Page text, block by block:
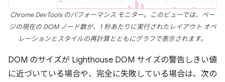
Chrome DevTools のパフォーマンス モニター。このビューでは、ペー
ジの現在の DOM ノード数が、1 秒あたりに実行されたレイアウト オペ
レーションとスタイルの再計算とともにグラフで表示されます。
DOM のサイズが Lighthouse DOM サイズの警告しきい値
に近づいている場合や、完全に失敗している場合は、次の